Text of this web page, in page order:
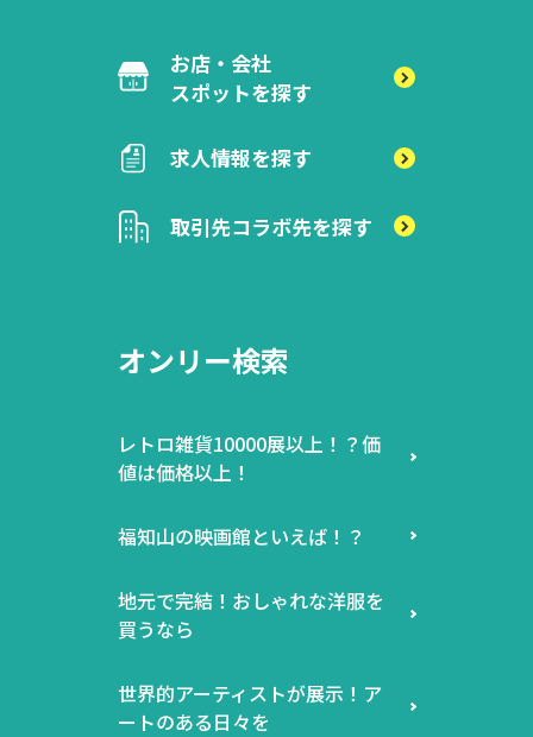
お店・会社
スポットを探す
求人情報を探す
取引先コラボ先を探す
オンリー検索
レトロ雑貨10000展以上！？価
値は価格以上！
福知山の映画館といえば！？
地元で完結！おしゃれな洋服を
買うなら
世界的アーティストが展示！ア
ートのある日々を